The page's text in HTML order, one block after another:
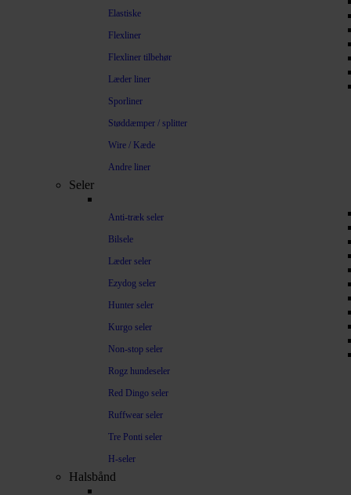
Elastiske
Flexliner
Flexliner tilbehør
Læder liner
Sporliner
Støddæmper / splitter
Wire / Kæde
Andre liner
Seler
Anti-træk seler
Bilsele
Læder seler
Ezydog seler
Hunter seler
Kurgo seler
Non-stop seler
Rogz hundeseler
Red Dingo seler
Ruffwear seler
Tre Ponti seler
H-seler
Halsbånd